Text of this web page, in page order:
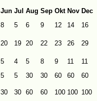
Jun Jul Aug Sep Okt Nov Dec
8 5 6 9 12 14
16
20 19 20 22 23 26
29
5 4 5 8 9 11
11
5 5 30 30 60 60
60
30 30 60 60 100 100 100